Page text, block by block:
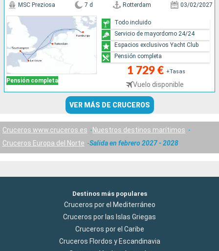
Pensión completa
MSC Preziosa 7 d Rotterdam 03/02/2027
1 729 € +Tasas
Vuelo disponible
Todo incluido
Servicio de mayordomo 24/24
Espacios exclusivos Yacht Club
Pensión completa
VER MÁS DE CRUCEROS
Cruceros www.cruceros.es
Nuestros destinos marítimos
Cruceros Europa del Norte
Salida en febrero 2027 - 2028
Destinos más populares
Cruceros por el Mediterráneo
Cruceros por las Islas Griegas
Cruceros por el Caribe
Cruceros Flordos y Escandinavia